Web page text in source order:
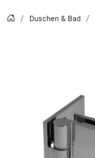
Duschen & Bad